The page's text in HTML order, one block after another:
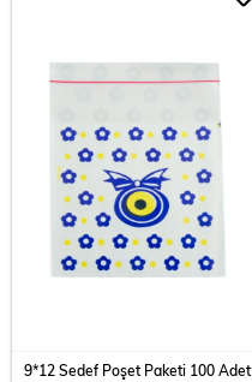
9*12 Sedef Poşet Paketi 100 Adet